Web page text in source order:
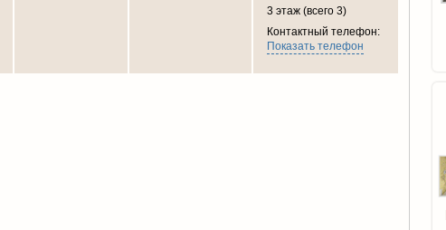
3 этаж (всего 3)
Контактный телефон:
Показать телефон